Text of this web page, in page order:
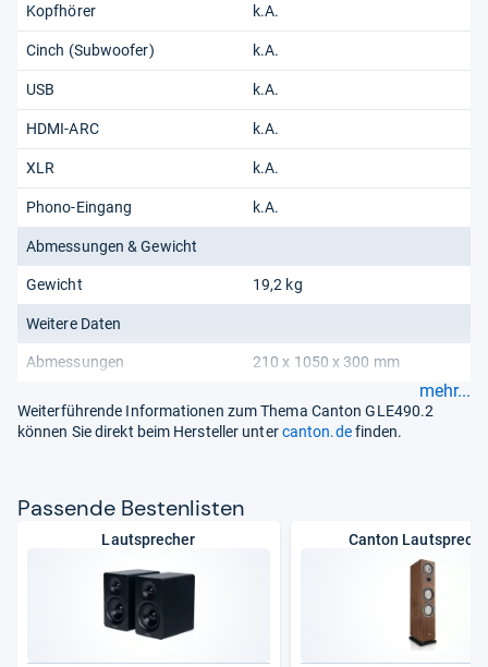
Kopfhörer k.A.
Cinch (Subwoofer) k.A.
USB k.A.
HDMI-ARC k.A.
XLR k.A.
Phono-Eingang k.A.
Abmessungen & Gewicht
Gewicht 19,2 kg
Weitere Daten
Abmessungen 210 x 1050 x 300 mm
mehr...
Weiterführende Informationen zum Thema Canton GLE490.2
können Sie direkt beim Hersteller untercanton.definden.
Pas­sende Bes­ten­lis­ten
Lautsprecher Canton